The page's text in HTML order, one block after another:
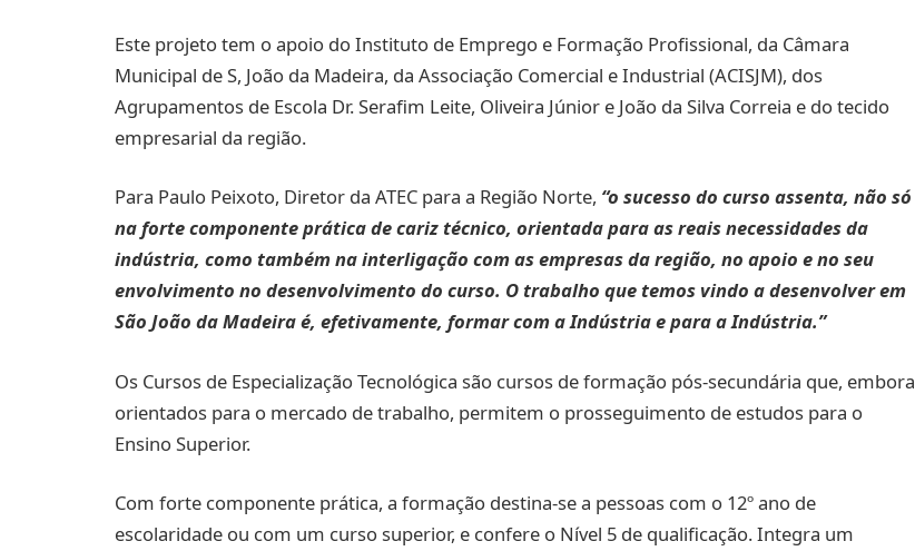
Este projeto tem o apoio do Instituto de Emprego e Formação Profissional, da Câmara
Municipal de S, João da Madeira, da Associação Comercial e Industrial (ACISJM), dos
Agrupamentos de Escola Dr. Serafim Leite, Oliveira Júnior e João da Silva Correia e do tecido
empresarial da região.
Para Paulo Peixoto, Diretor da ATEC para a Região Norte, “o sucesso do curso assenta, não só
na forte componente prática de cariz técnico, orientada para as reais necessidades da
indústria, como também na interligação com as empresas da região, no apoio e no seu
envolvimento no desenvolvimento do curso. O trabalho que temos vindo a desenvolver em
São João da Madeira é, efetivamente, formar com a Indústria e para a Indústria.”
Os Cursos de Especialização Tecnológica são cursos de formação pós-secundária que, embora
orientados para o mercado de trabalho, permitem o prosseguimento de estudos para o
Ensino Superior.
Com forte componente prática, a formação destina-se a pessoas com o 12º ano de
escolaridade ou com um curso superior, e confere o Nível 5 de qualificação. Integra um